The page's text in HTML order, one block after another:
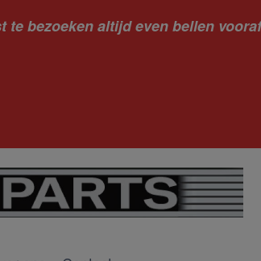
te bezoeken altijd even bellen